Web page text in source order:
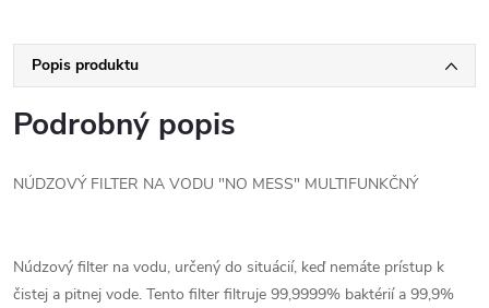
Popis produktu
Podrobný popis
NÚDZOVÝ FILTER NA VODU "NO MESS" MULTIFUNKČNÝ
Núdzový filter na vodu, určený do situácií, keď nemáte prístup k
čistej a pitnej vode. Tento filter filtruje 99,9999% baktérií a 99,9%